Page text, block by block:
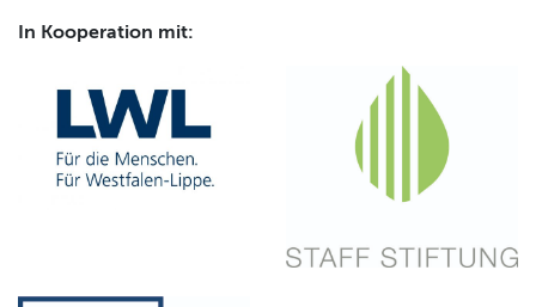
In Kooperation mit: